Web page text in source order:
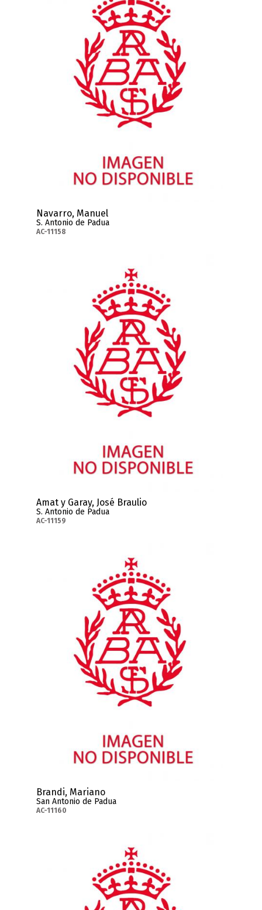
Navarro, Manuel
S. Antonio de Padua
AC-11158
Amat y Garay, José Braulio
S. Antonio de Padua
AC-11159
Brandi, Mariano
San Antonio de Padua
AC-11160